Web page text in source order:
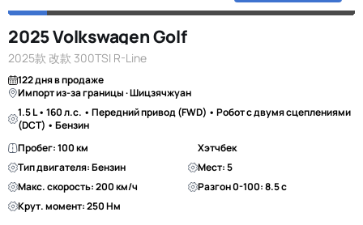
2025 Volkswagen Golf
2025款 改款 300TSI R-Line
122 дня в продаже
Импорт из-за границы · Шицзячжуан
1.5 L • 160 л.с. • Передний привод (FWD) • Робот с двумя сцеплениями
(DCT) • Бензин
Пробег: 100 км
Хэтчбек
Тип двигателя: Бензин
Мест: 5
Макс. скорость: 200 км/ч
Разгон 0-100: 8.5 с
Крут. момент: 250 Нм